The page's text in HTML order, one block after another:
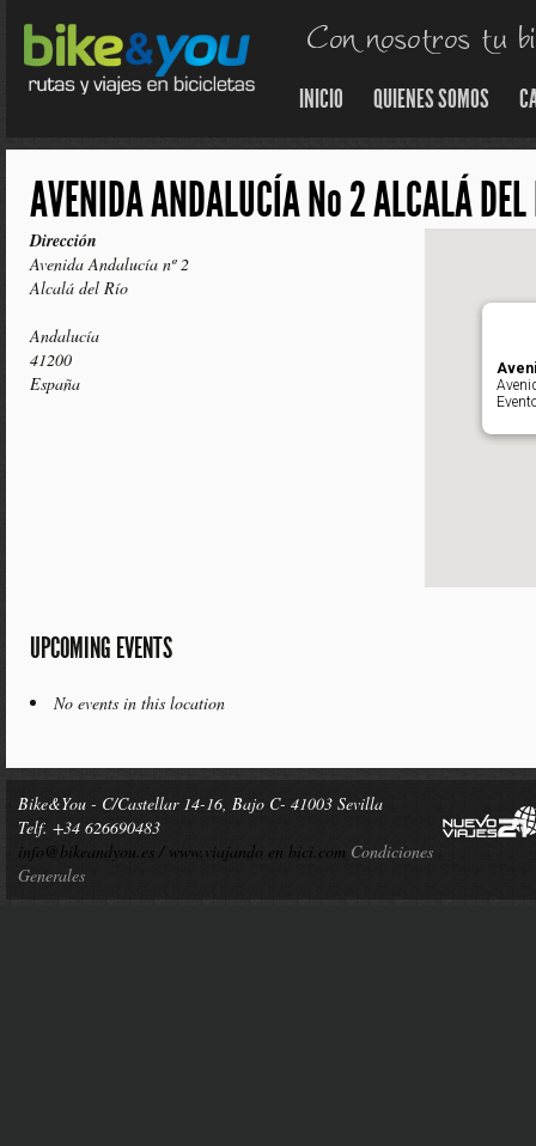
INICIO QUIENES SOMOS
AVENIDA ANDALUCÍA Nº 2 ALCALÁ DEL
Dirección
Avenida Andalucía nº 2
Alcalá del Río
Andalucía
41200
España
UPCOMING EVENTS
No events in this location
Bike&You - C/Castellar 14-16, Bajo C- 41003 Sevilla
Telf. +34 626690483
info@bikeandyou.es / www.viajando en bici.com Condiciones
Generales